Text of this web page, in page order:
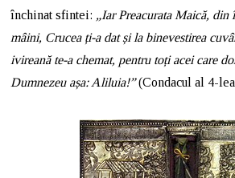
închinat sfintei: „Iar Preacurata Maică, din
mâini, Crucea ți-a dat și la binevestirea
ivireană te-a chemat, pentru toți acei care
Dumnezeu așa: Aliluia!”(Condacul al 4-